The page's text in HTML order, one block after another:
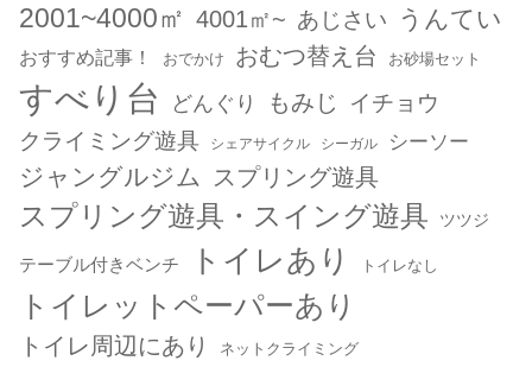
2001~4000㎡ 4001㎡~ あじさい うんてい
おすすめ記事！ おでかけ おむつ替え台 お砂場セット
すべり台 どんぐり もみじ
イチョウ
クライミング遊具
シェアサイクル シーガル シーソー
ジャングルジム スプリング遊具
スプリング遊具・スイング遊具 ツツジ
テーブル付きベンチ トイレあり トイレなし
トイレットペーパーあり
トイレ周辺にあり ネットクライミング